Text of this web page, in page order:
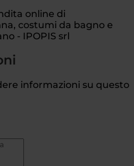
online di
costumi da bagno e
- IPOPIS srl
informazioni su questo